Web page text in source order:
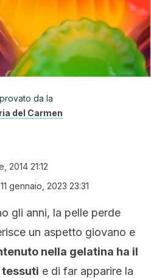
da la
del Carmen
2014 21:12
11 gennaio, 2023 23:31
gli anni, la pelle perde
un aspetto giovano e
nella gelatina ha il
tessuti e di far apparire la